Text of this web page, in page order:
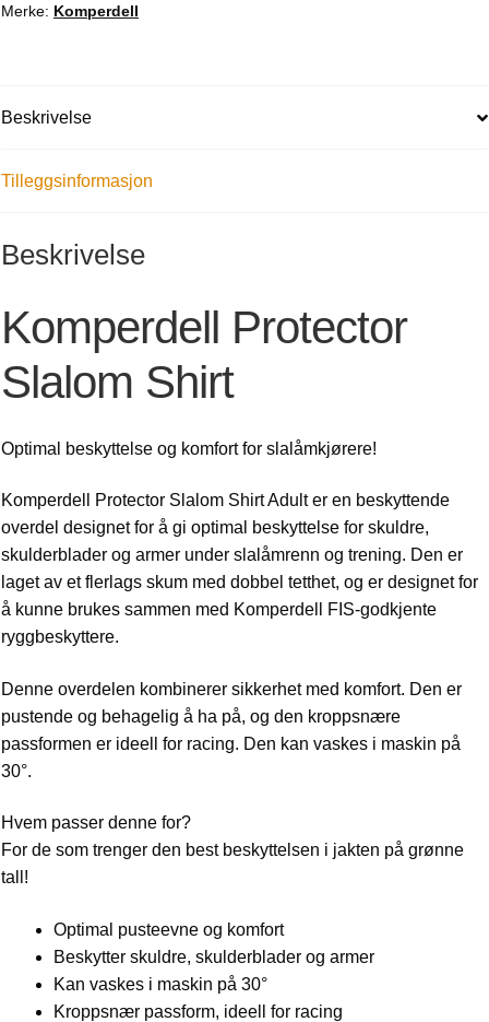
Merke: Komperdell
Beskrivelse
Tilleggsinformasjon
Beskrivelse
Komperdell Protector
Slalom Shirt
Optimal beskyttelse og komfort for slalåmkjørere!
Komperdell Protector Slalom Shirt Adult er en beskyttende
overdel designet for å gi optimal beskyttelse for skuldre,
skulderblader og armer under slalåmrenn og trening. Den er
laget av et flerlags skum med dobbel tetthet, og er designet for
å kunne brukes sammen med Komperdell FIS-godkjente
ryggbeskyttere.
Denne overdelen kombinerer sikkerhet med komfort. Den er
pustende og behagelig å ha på, og den kroppsnære
passformen er ideell for racing. Den kan vaskes i maskin på
30°.
Hvem passer denne for?
For de som trenger den best beskyttelsen i jakten på grønne
tall!
Optimal pusteevne og komfort
Beskytter skuldre, skulderblader og armer
Kan vaskes i maskin på 30°
Kroppsnær passform, ideell for racing